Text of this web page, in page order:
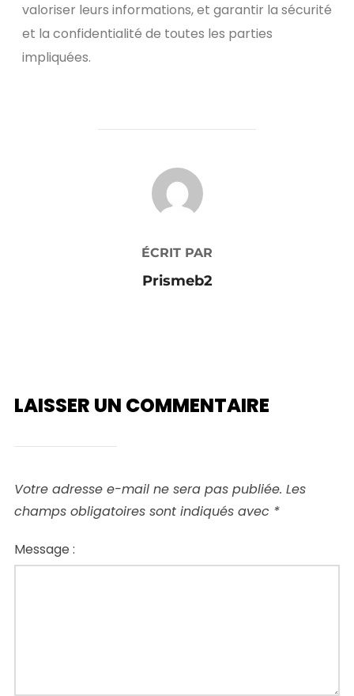
valoriser leurs informations, et garantir la sécurité
et la confidentialité de toutes les parties
impliquées.
AUTEUR DE LA PUBLICATION
ÉCRIT PAR
Prismeb2
LAISSER UN COMMENTAIRE
Votre adresse e-mail ne sera pas publiée. Les
champs obligatoires sont indiqués avec *
Message :